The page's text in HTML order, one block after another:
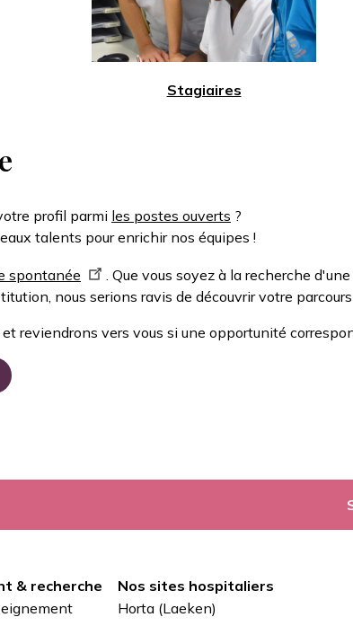
Stagiaires
profil parmi les postes ouverts ?
talents pour enrichir nos équipes !
spontanée
. Que vous soyez à la recherche
nous serions ravis de découvrir votre
reviendrons vers vous si une opportunité
& recherche
Nos sites hospitaliers
Horta (Laeken)